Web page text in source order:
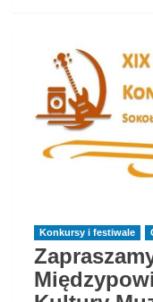
I
Konkursy i festiwale